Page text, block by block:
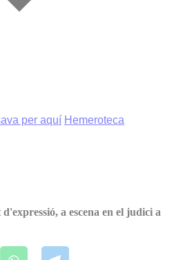
per aquí Hemeroteca
a escena en el judici a